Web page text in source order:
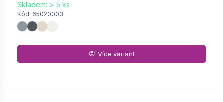
Skladem: > 5 ks
Kód: 65020003
Více variant